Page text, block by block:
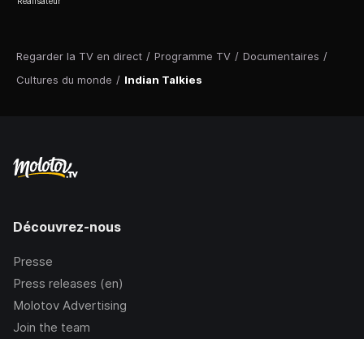
Regarder la TV en direct / Programme TV / Documentaires /
Cultures du monde / Indian Talkies
Découvrez-nous
Presse
Press releases (en)
Molotov Advertising
Join the team